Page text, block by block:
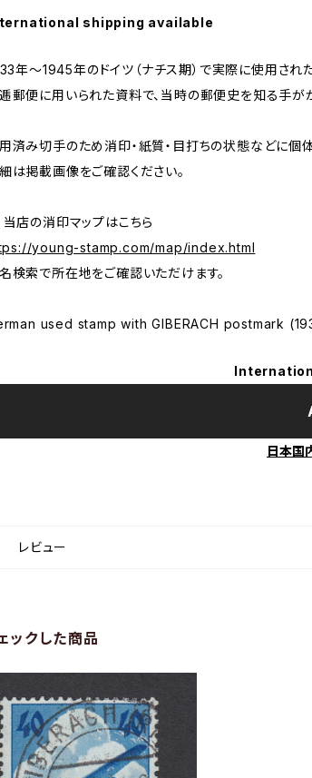
shipping available
年～1945年のドイツ（ナチス期）で実際に使用され
郵便に用いられた資料で、当時の郵便史を知る手が
済み切手のため消印・紙質・目打ちの状態などに個
は掲載画像をご確認ください。
店の消印マップはこちら
young-stamp.com/map/index.html
検索で所在地をご確認いただけます。
used stamp with GIBERACH postmark
日本国
レビュー
ックした商品